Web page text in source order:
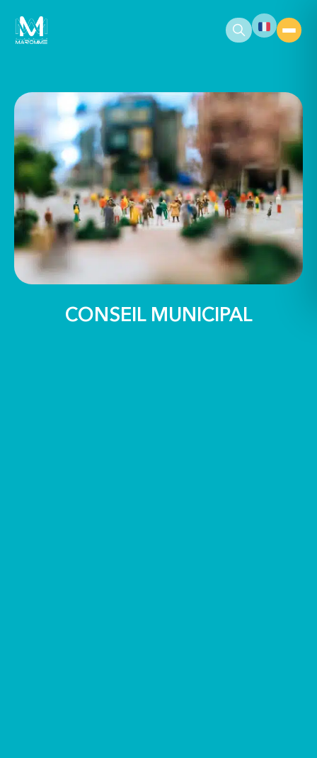
principal
CONSEIL MUNICIPAL